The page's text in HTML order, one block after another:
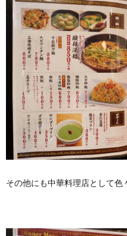
その他にも中華料理店として色